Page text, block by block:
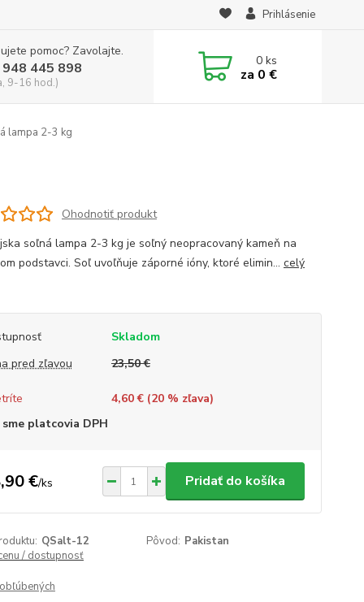
Prihlásenie
pomoc? Zavolajte.
445 898
9-16 hod.)
0ks
za 0 €
lampa 2-3 kg
Ohodnotiť produkt
soľná lampa 2-3 kg je soľný neopracovaný kameň na
podstavci. Soľ uvoľňuje záporné ióny, ktoré elimin... celý
Skladom
pred zľavou
23,50 €
4,60 € (20% zľava)
sme platcovia DPH
€/ks Pridať do košíka
QSalt-12 Pôvod: Pakistan
/ dostupnosť